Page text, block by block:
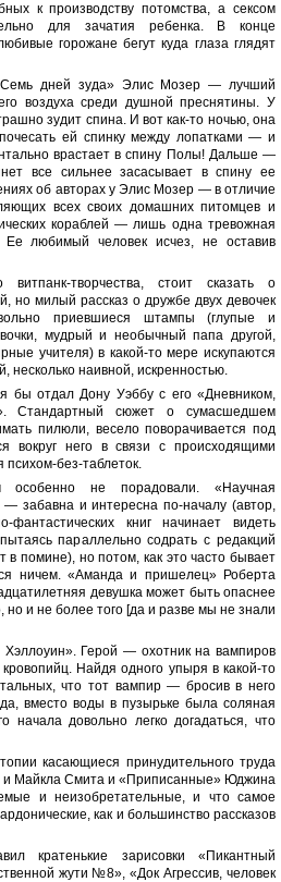
к производству потомства, а сексом
для зачатия ребенка. В конце
горожане бегут куда глаза глядят
дней зуда» Элис Мозер — лучший
воздуха среди душной преснятины. У
зудит спина. И вот как-то ночью, она
ей спинку между лопатками — и
врастает в спину Полы! Дальше —
все сильнее засасывает в спину ее
об авторах у Элис Мозер — в отличие
всех своих домашних питомцев и
кораблей — лишь одна тревожная
любимый человек исчез, не оставив
витпанк-творчества, стоит сказать о
но милый рассказ о дружбе двух девочек
приевшиеся штампы (глупые и
мудрый и необычный папа другой,
учителя) в какой-то мере искупаются
несколько наивной, искренностью.
бы отдал Дону Уэббу с его «Дневником,
Стандартный сюжет о сумасшедшем
пилюли, весело поворачивается под
вокруг него в связи с происходящими
психом-без-таблеток.
не порадовали. «Научная
забавна и интересна по-началу (автор,
фантастических книг начинает видеть
параллельно содрать с редакций
в помине), но потом, как это часто бывает
ничем. «Аманда и пришелец» Роберта
девушка может быть опаснее
и не более того [да и разве мы не знали
Герой — охотник на вампиров
Найдя одного упыря в какой-то
что тот вампир — бросив в него
вместо воды в пузырьке была соляная
начала довольно легко догадаться, что
касающиеся принудительного труда
Майкла Смита и «Приписанные» Юджина
и неизобретательные, и что самое
как и большинство рассказов
кратенькие зарисовки «Пикантный
жути №8», «Док Агрессив, человек